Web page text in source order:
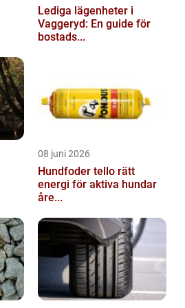
Lediga lägenheter i
Vaggeryd: En guide för
bostads...
08 juni 2026
Hundfoder tello rätt
energi för aktiva hundar
åre...